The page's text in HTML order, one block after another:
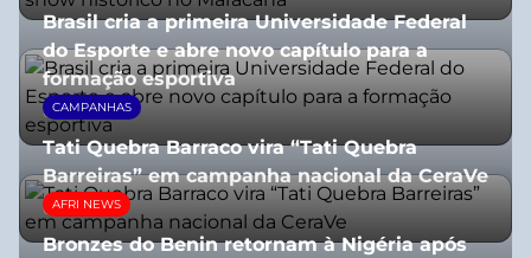
Brasil cria a primeira Universidade Federal
do Esporte e abre novo capítulo para a
formação esportiva
08/07/2026
CAMPANHAS
Tati Quebra Barraco vira “Tati Quebra
Barreiras” em campanha nacional da CeraVe
08/07/2026
AFRI NEWS
Bronzes do Benin retornam à Nigéria após